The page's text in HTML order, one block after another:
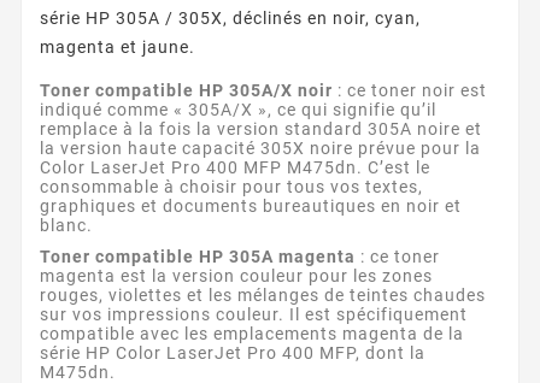
série HP 305A / 305X, déclinés en noir, cyan,
magenta et jaune.
Toner compatible HP 305A/X noir : ce toner noir est
indiqué comme « 305A/X », ce qui signifie qu’il
remplace à la fois la version standard 305A noire et
la version haute capacité 305X noire prévue pour la
Color LaserJet Pro 400 MFP M475dn. C’est le
consommable à choisir pour tous vos textes,
graphiques et documents bureautiques en noir et
blanc.
Toner compatible HP 305A magenta : ce toner
magenta est la version couleur pour les zones
rouges, violettes et les mélanges de teintes chaudes
sur vos impressions couleur. Il est spécifiquement
compatible avec les emplacements magenta de la
série HP Color LaserJet Pro 400 MFP, dont la
M475dn.